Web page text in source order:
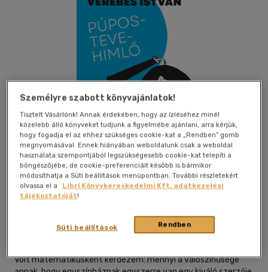
Beleolvasok Kívánságlistához adom Megosztom
Corvina Kiadó|2026|magyar nyelvű
Volt matematikusként kérdezem: mennyi a valószínűsége
Személyre szabott könyvajánlatok!
Tisztelt Vásárlónk! Annak érdekében, hogy az ízléséhez minél
közelebb álló könyveket tudjunk a figyelmébe ajánlani, arra kérjük,
hogy fogadja el az ehhez szükséges cookie-kat a „Rendben” gomb
megnyomásával. Ennek hiányában weboldalunk csak a weboldal
használata szempontjából legszükségesebb cookie-kat telepíti a
böngészőjébe, de cookie-preferenciáit később is bármikor
módosíthatja a Süti beállítások menüpontban. További részletekért
olvassa el a
Libri Könyvkereskedelmi Kft. adatkezelési
tájékoztatóját!
Rendben
Süti beállítások